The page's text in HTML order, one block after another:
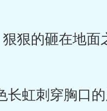
的砸在地面
刺穿胸口的